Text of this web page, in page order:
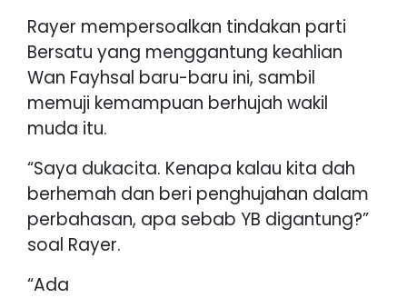
Rayer mempersoalkan tindakan parti
Bersatu yang menggantung keahlian
Wan Fayhsal baru-baru ini, sambil
memuji kemampuan berhujah wakil
muda itu.
“Saya dukacita. Kenapa kalau kita dah
berhemah dan beri penghujahan dalam
perbahasan, apa sebab YB digantung?”
soal Rayer.
“Ada